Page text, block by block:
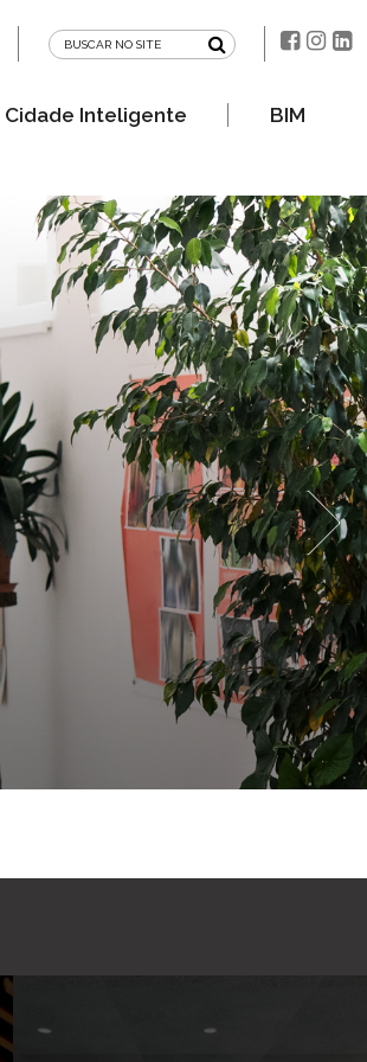
Cidade Inteligente BIM